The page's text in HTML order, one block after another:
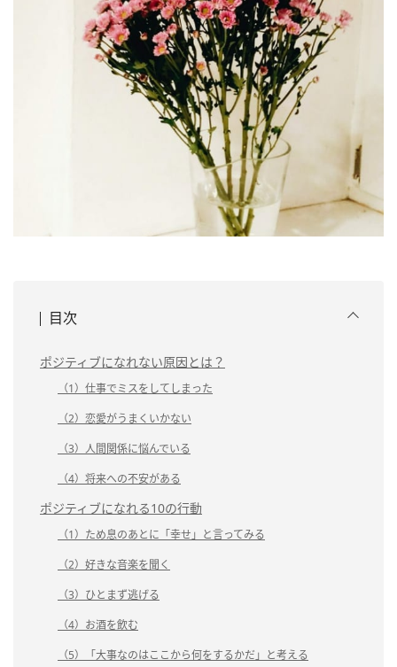
目次
ポジティブになれない原因とは？
（1）仕事でミスをしてしまった
（2）恋愛がうまくいかない
（3）人間関係に悩んでいる
（4）将来への不安がある
ポジティブになれる10の行動
（1）ため息のあとに「幸せ」と言ってみる
（2）好きな音楽を聞く
（3）ひとまず逃げる
（4）お酒を飲む
（5）「大事なのはここから何をするかだ」と考える